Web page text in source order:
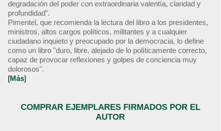
degradación del poder con extraordinaria valentía, claridad y
profundidad".
Pimentel, que recomienda la lectura del libro a los presidentes,
ministros, altos cargos políticos, militantes y a cualquier
ciudadano inquieto y preocupado por la democracia, lo define
como un libro "duro, libre, alejado de lo políticamente correcto,
capaz de provocar reflexiones y golpes de conciencia muy
dolorosos".
[Más]
COMPRAR EJEMPLARES FIRMADOS POR EL
AUTOR